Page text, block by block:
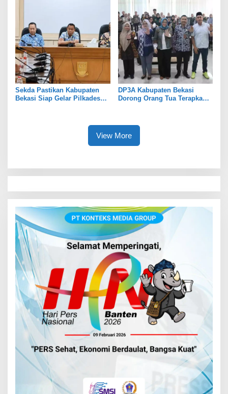
Sekda Pastikan Kabupaten
Bekasi Siap Gelar Pilkades
DP3A Kabupaten Bekasi
Dorong Orang Tua Terapkan
View More